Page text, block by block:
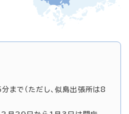
で（ただし、似島出張所は8